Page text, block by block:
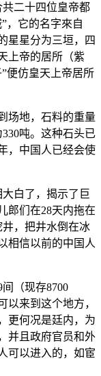
二十四位皇帝都
，它的名字來自
星星分为三垣，四
上帝的居所（紫
便仿皇天上帝居所
场地，石料的重量
吨。这种石头已
，中国人已经会使
白了，揭示了巨
郎们在28天内拖在
，把井水倒在冰
相信以前的中国人
（现存8700
以来到这个地方，
更何况是廷内，为
并且政府官员和外
可以进入的，如宦